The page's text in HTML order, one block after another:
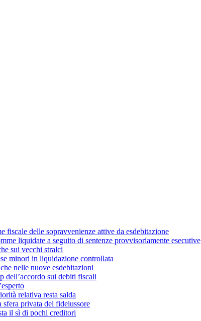
fiscale delle sopravvenienze attive da esdebitazione
liquidate a seguito di sentenze provvisoriamente esecutive
sui vecchi stralci
minori in liquidazione controllata
nelle nuove esdebitazioni
dell’accordo sui debiti fiscali
relativa resta salda
privata del fideiussore
il sì di pochi creditori